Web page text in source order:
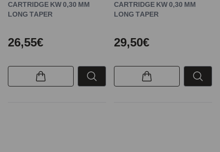
CARTRIDGE KW 0,30 MM
LONG TAPER
26,55€
CARTRIDGE KW 0,30 MM
LONG TAPER
29,50€